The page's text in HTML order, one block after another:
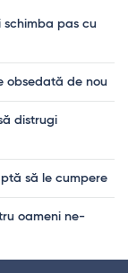
schimba pas cu
obsedată de nou
distrugi
să le cumpere
oameni ne-